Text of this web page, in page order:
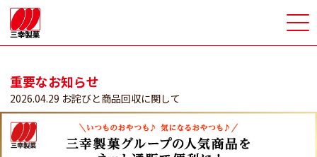
重要なお知らせ
2026.04.29 お詫びと商品回収に関して